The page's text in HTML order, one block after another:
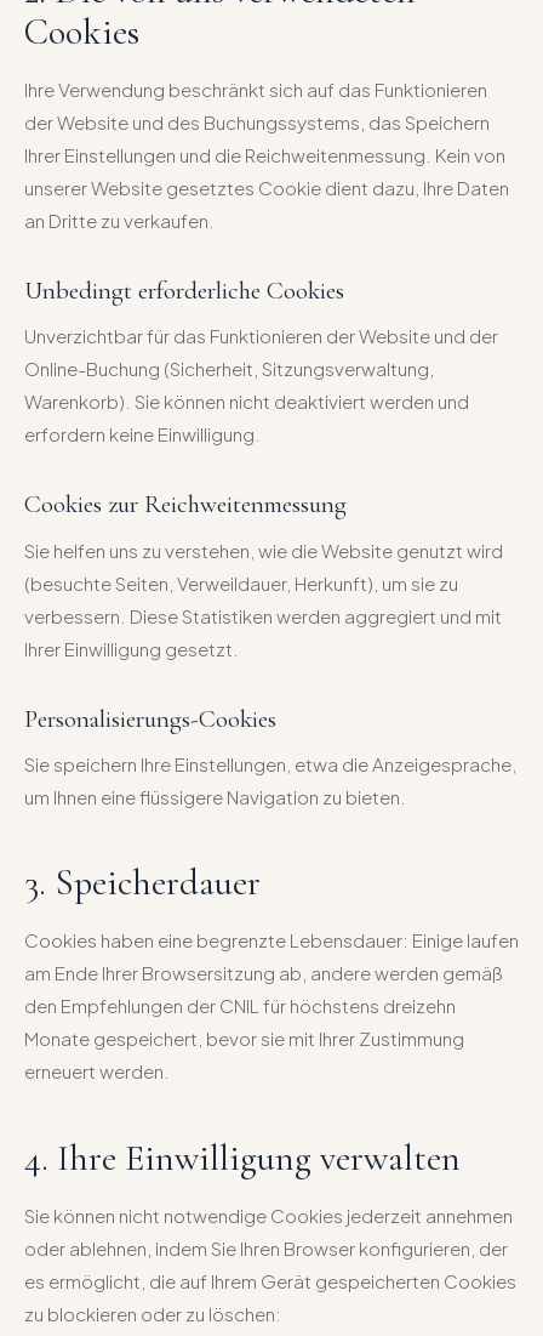
Cookies
Ihre Verwendung beschränkt sich auf das Funktionieren
der Website und des Buchungssystems, das Speichern
Ihrer Einstellungen und die Reichweitenmessung. Kein von
unserer Website gesetztes Cookie dient dazu, Ihre Daten
an Dritte zu verkaufen.
Unbedingt erforderliche Cookies
Unverzichtbar für das Funktionieren der Website und der
Online-Buchung (Sicherheit, Sitzungsverwaltung,
Warenkorb). Sie können nicht deaktiviert werden und
erfordern keine Einwilligung.
Cookies zur Reichweitenmessung
Sie helfen uns zu verstehen, wie die Website genutzt wird
(besuchte Seiten, Verweildauer, Herkunft), um sie zu
verbessern. Diese Statistiken werden aggregiert und mit
Ihrer Einwilligung gesetzt.
Personalisierungs-Cookies
Sie speichern Ihre Einstellungen, etwa die Anzeigesprache,
um Ihnen eine flüssigere Navigation zu bieten.
3. Speicherdauer
Cookies haben eine begrenzte Lebensdauer: Einige laufen
am Ende Ihrer Browsersitzung ab, andere werden gemäß
den Empfehlungen der CNIL für höchstens dreizehn
Monate gespeichert, bevor sie mit Ihrer Zustimmung
erneuert werden.
4. Ihre Einwilligung verwalten
Sie können nicht notwendige Cookies jederzeit annehmen
oder ablehnen, indem Sie Ihren Browser konfigurieren, der
es ermöglicht, die auf Ihrem Gerät gespeicherten Cookies
zu blockieren oder zu löschen: